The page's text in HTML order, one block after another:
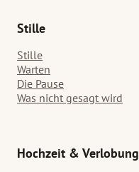
Stille
Stille
Warten
Die Pause
Was nicht gesagt wird
Hochzeit & Verlobung